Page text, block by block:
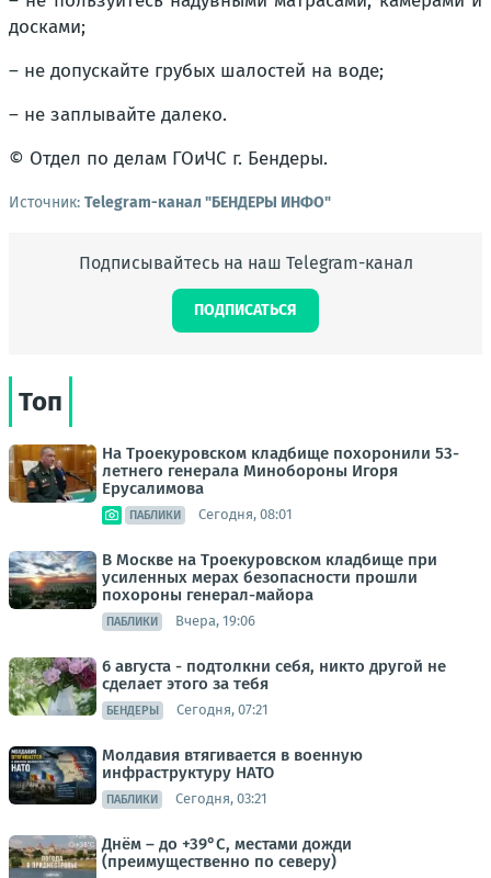
досками;
– не допускайте грубых шалостей на воде;
– не заплывайте далеко.
© Отдел по делам ГОиЧС г. Бендеры.
Источник: Telegram-канал "БЕНДЕРЫ ИНФО"
Подписывайтесь на наш Telegram-канал
ПОДПИСАТЬСЯ
Топ
На Троекуровском кладбище похоронили 53-
летнего генерала Минобороны Игоря
Ерусалимова
ПАБЛИКИ Сегодня, 08:01
В Москве на Троекуровском кладбище при
усиленных мерах безопасности прошли
похороны генерал-майора
ПАБЛИКИ Вчера, 19:06
6 августа - подтолкни себя, никто другой не
сделает этого за тебя
БЕНДЕРЫ Сегодня, 07:21
Молдавия втягивается в военную
инфраструктуру НАТО
ПАБЛИКИ Сегодня, 03:21
Днём – до +39°С, местами дожди
(преимущественно по северу)